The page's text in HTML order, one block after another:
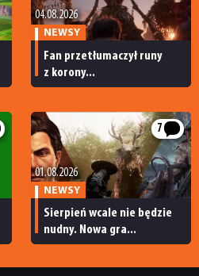
04.08.2026
NEWSY
Fan przetłumaczył runy
z korony...
7
01.08.2026
NEWSY
Sierpień wcale nie będzie
nudny. Nowa gra...